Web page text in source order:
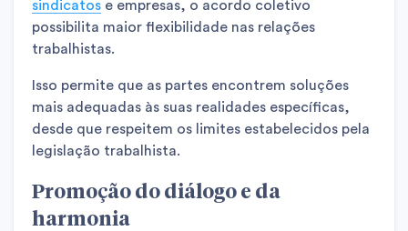
sindicatos e empresas, o acordo coletivo
possibilita maior flexibilidade nas relações
trabalhistas.
Isso permite que as partes encontrem soluções
mais adequadas às suas realidades específicas,
desde que respeitem os limites estabelecidos pela
legislação trabalhista.
Promoção do diálogo e da
harmonia